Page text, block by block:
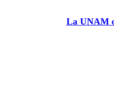
La UNAM